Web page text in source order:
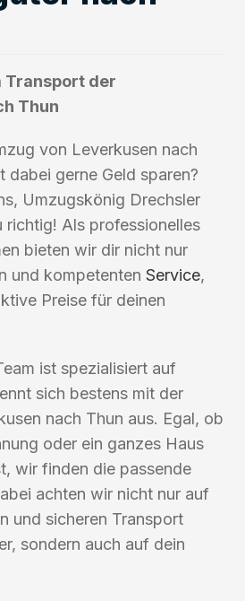
Transport der
Thun
von Leverkusen nach
dabei gerne Geld sparen?
Umzugskönig Drechsler
richtig! Als professionelles
bieten wir dir nicht nur
und kompetenten Service,
Preise für deinen
ist spezialisiert auf
sich bestens mit der
nach Thun aus. Egal, ob
oder ein ganzes Haus
wir finden die passende
achten wir nicht nur auf
und sicheren Transport
sondern auch auf dein